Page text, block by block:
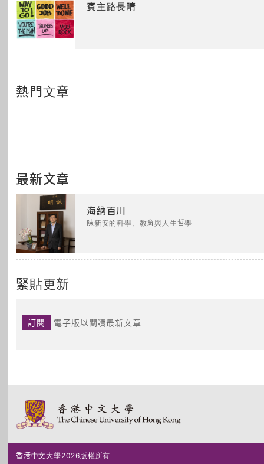
賓主路長晴
熱門文章
最新文章
海納百川
陳新安的科學、教育與人生哲學
緊貼更新
訂閱 電子版以閱讀最新文章
香港中文大學2026版權所有